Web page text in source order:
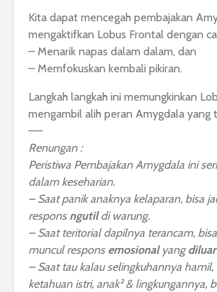
Kita dapat mencegah pembajakan
mengaktifkan Lobus Frontal dengan
– Menarik napas dalam dalam, dan
– Memfokuskan kembali pikiran.
Langkah langkah ini memungkinkan
mengambil alih peran Amygdala yang
—–
Renungan :
Peristiwa Pembajakan Amygdala ini
dalam keseharian.
– Saat panik anaknya kelaparan, bisa
respons ngutildi warung.
– Saat teritorial dapilnya terancam,
muncul respons emosionalyang
– Saat tau kalau selingkuhannya hamil,
ketahuan istri, anak² & lingkungannya,